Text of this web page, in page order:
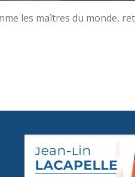
les maîtres du monde,